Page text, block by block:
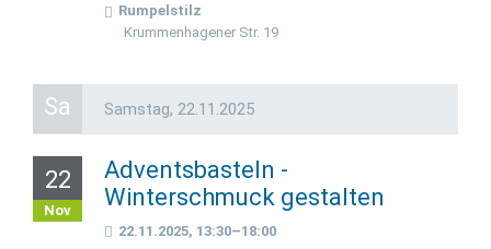
Rumpelstilz
Krummenhagener Str. 19
Sa Samstag, 22.11.2025
22
Nov
Adventsbasteln -
Winterschmuck gestalten
22.11.2025, 13:30–18:00